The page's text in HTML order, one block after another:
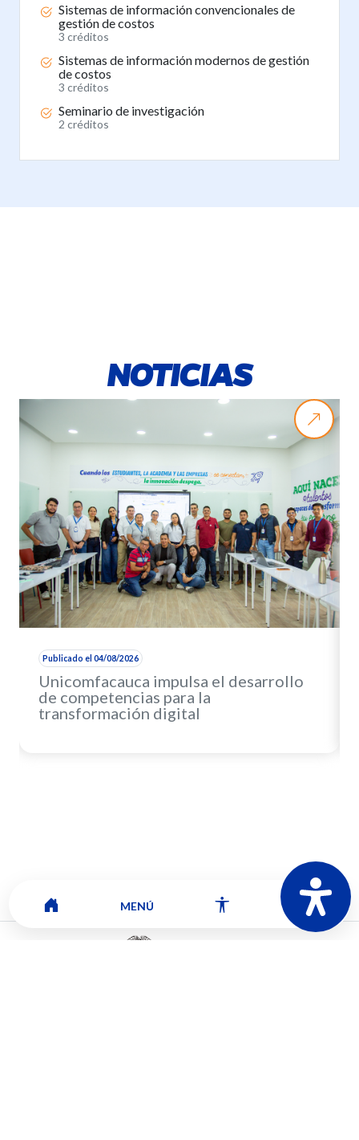
Sistemas de información convencionales de
gestión de costos
3 créditos
Sistemas de información modernos de gestión
de costos
3 créditos
Seminario de investigación
2 créditos
NOTICIAS
Publicado el 04/08/2026
Unicomfacauca impulsa el desarrollo
de competencias para la
transformación digital
MENÚ